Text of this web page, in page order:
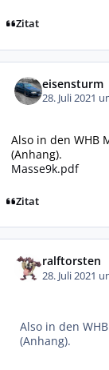
Zitat
eisensturm
28. Juli 2021
Also in den WHB
(Anhang).
Masse9k.pdf
Zitat
ralftorsten
28. Juli 2021
Also in den
(Anhang).